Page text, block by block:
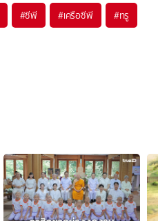
#ซีพี #เครือซีพี #ทรู